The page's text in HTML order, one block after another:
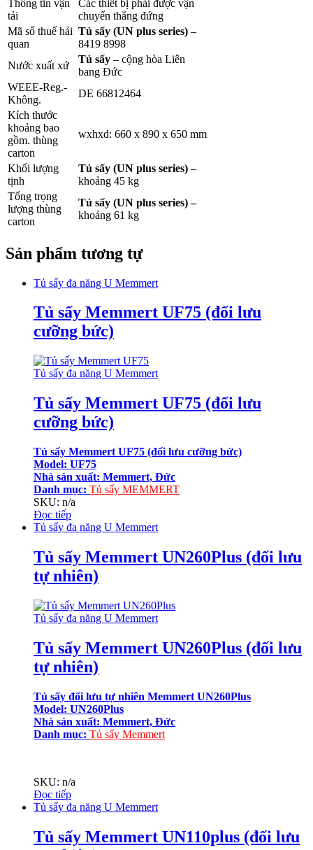
Thông tin vận
tải
Các thiết bị phải được vận
chuyển thẳng đứng
Mã số thuế hải
quan
Tủ sấy (UN plus series) –
8419 8998
Nước xuất xứ
Tủ sấy – cộng hòa Liên
bang Đức
WEEE-Reg.-
Không.
DE 66812464
Kích thước
khoảng bao
gồm. thùng
carton
wxhxd: 660 x 890 x 650 mm
Khối lượng
tịnh
Tủ sấy (UN plus series) –
khoảng 45 kg
Tổng trọng
lượng thùng
carton
Tủ sấy (UN plus series)–
khoảng 61 kg
Sản phẩm tương tự
Tủ sấy đa năng U Memmert
Tủ sấy Memmert UF75 (đối lưu
cưỡng bức)
Tủ sấy đa năng U Memmert
Tủ sấy Memmert UF75 (đối lưu
cưỡng bức)
Tủ sấy Memmert UF75 (đối lưu cưỡng bức)
Model: UF75
Nhà sản xuất: Memmert, Đức
Danh mục: Tủ sấy MEMMERT
SKU: n/a
Đọc tiếp
Tủ sấy đa năng U Memmert
Tủ sấy Memmert UN260Plus (đối lưu
tự nhiên)
Tủ sấy đa năng U Memmert
Tủ sấy Memmert UN260Plus (đối lưu
tự nhiên)
Tủ sấy đối lưu tự nhiên Memmert UN260Plus
Model: UN260Plus
Nhà sản xuất: Memmert, Đức
Danh mục: Tủ sấy Memmert
SKU: n/a
Đọc tiếp
Tủ sấy đa năng U Memmert
Tủ sấy Memmert UN110plus (đối lưu